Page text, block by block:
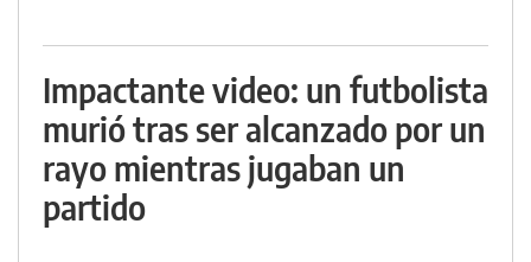
Impactante video: un futbolista
murió tras ser alcanzado por un
rayo mientras jugaban un
partido